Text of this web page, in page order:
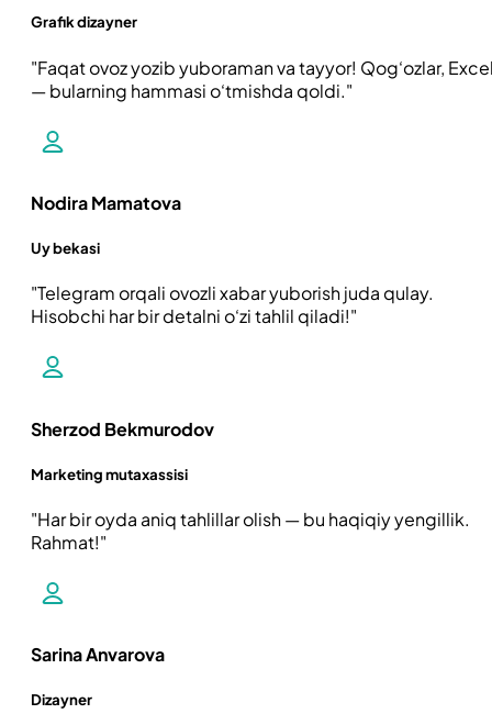
Grafik dizayner
Faqat ovoz yozib yuboraman va tayyor! Qog‘ozlar,
— bularning hammasi o‘tmishda qoldi.
Nodira Mamatova
Uy bekasi
Telegram orqali ovozli xabar yuborish juda qulay.
Hisobchi har bir detalni o‘zi tahlil qiladi!
Sherzod Bekmurodov
Marketing mutaxassisi
Har bir oyda aniq tahlillar olish — bu haqiqiy yengillik.
Rahmat!
Sarina Anvarova
Dizayner